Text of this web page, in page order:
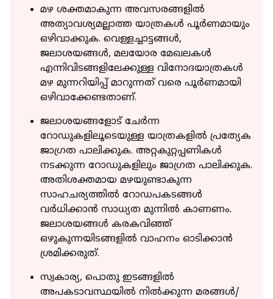
മഴ ശക്തമാകുന്ന അവസരങ്ങളില്‍
അത്യാവശ്യമല്ലാത്ത യാത്രകള്‍ പൂര്‍ണമായും
ഒഴിവാക്കുക. വെള്ളച്ചാട്ടങ്ങള്‍,
ജലാശയങ്ങള്‍, മലയോര മേഖലകള്‍
എന്നിവിടങ്ങളിലേക്കുള്ള വിനോദയാത്രകള്‍
മഴ മുന്നറിയിപ്പ് മാറുന്നത് വരെ പൂര്‍ണമായി
ഒഴിവാക്കേണ്ടതാണ്.
ജലാശയങ്ങളോട് ചേര്‍ന്ന
റോഡുകളിലൂടെയുള്ള യാത്രകളില്‍ പ്രത്യേക
ജാഗ്രത പാലിക്കുക. അറ്റകുറ്റപ്പണികള്‍
നടക്കുന്ന റോഡുകളിലും ജാഗ്രത പാലിക്കുക.
അതിശക്തമായ മഴയുണ്ടാകുന്ന
സാഹചര്യത്തില്‍ റോഡപകടങ്ങള്‍
വര്‍ധിക്കാന്‍ സാധ്യത മുന്നില്‍ കാണണം.
ജലാശയങ്ങള്‍ കരകവിഞ്ഞ്
ഒഴുകുന്നയിടങ്ങളില്‍ വാഹനം ഓടിക്കാന്‍
ശ്രമിക്കരുത്.
സ്വകാര്യ, പൊതു ഇടങ്ങളില്‍
അപകടാവസ്ഥയില്‍ നില്‍ക്കുന്ന മരങ്ങള്‍/